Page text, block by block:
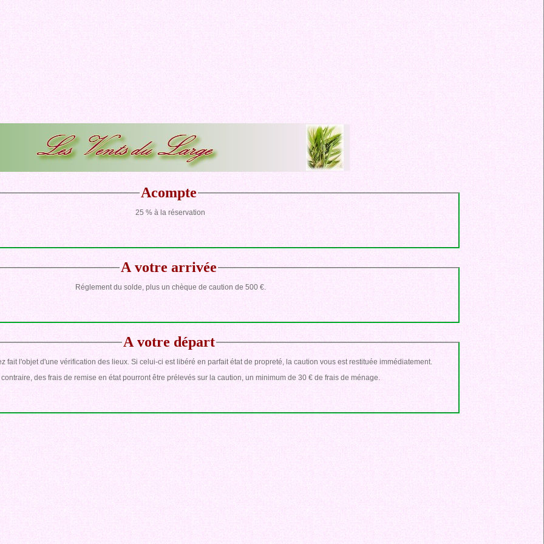
Acompte
25 % à la réservation
A votre arrivée
Réglement du solde, plus un chèque de caution de 500 €.
A votre départ
fait l'objet d'une vérification des lieux. Si celui-ci est libéré en parfait état de propreté, la caution vous est restituée immédiatement.
contraire, des frais de remise en état pourront être prélevés sur la caution, un minimum de 30 € de frais de ménage.